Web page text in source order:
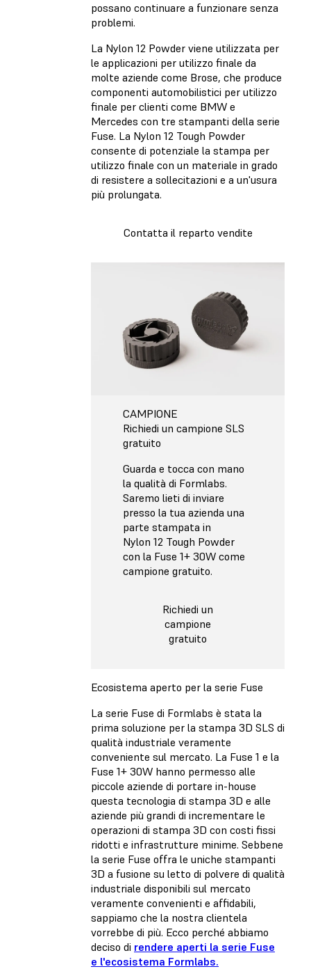
possano continuare a funzionare senza
problemi.
La Nylon 12 Powder viene utilizzata per
le applicazioni per utilizzo finale da
molte aziende come Brose, che produce
componenti automobilistici per utilizzo
finale per clienti come BMW e
Mercedes con tre stampanti della serie
Fuse. La Nylon 12 Tough Powder
consente di potenziale la stampa per
utilizzo finale con un materiale in grado
di resistere a sollecitazioni e a un'usura
più prolungata.
Contatta il reparto vendite
CAMPIONE
Richiedi un campione SLS
gratuito
Guarda e tocca con mano
la qualità di Formlabs.
Saremo lieti di inviare
presso la tua azienda una
parte stampata in
Nylon 12 Tough Powder
con la Fuse 1+ 30W come
campione gratuito.
Richiedi un
campione
gratuito
Ecosistema aperto per la serie Fuse
La serie Fuse di Formlabs è stata la
prima soluzione per la stampa 3D SLS di
qualità industriale veramente
conveniente sul mercato. La Fuse 1 e la
Fuse 1+ 30W hanno permesso alle
piccole aziende di portare in-house
questa tecnologia di stampa 3D e alle
aziende più grandi di incrementare le
operazioni di stampa 3D con costi fissi
ridotti e infrastrutture minime. Sebbene
la serie Fuse offra le uniche stampanti
3D a fusione su letto di polvere di qualità
industriale disponibili sul mercato
veramente convenienti e affidabili,
sappiamo che la nostra clientela
vorrebbe di più. Ecco perché abbiamo
deciso di rendere aperti la serie Fuse
e l'ecosistema Formlabs.